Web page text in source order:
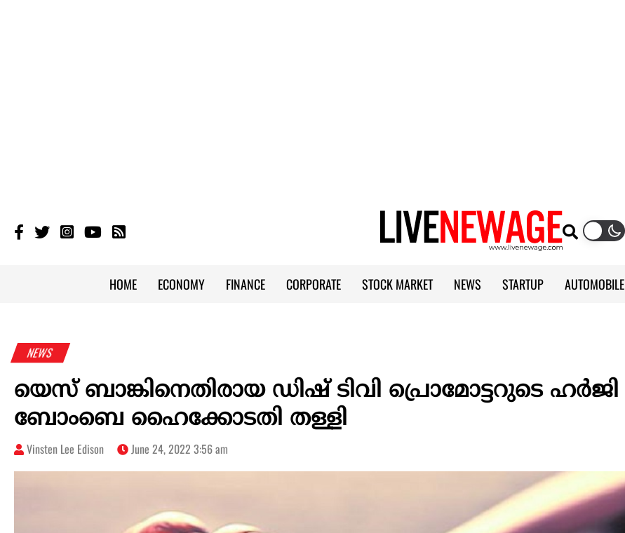
HOME ECONOMY FINANCE CORPORATE STOCK MARKET NEWS STARTUP AUTOMOBILE
NEWS
യെസ് ബാങ്കിനെതിരായ ഡിഷ് ടിവി പ്രൊമോട്ടറുടെ ഹർജി
ബോംബെ ഹൈക്കോടതി തള്ളി
Vinsten Lee Edison June 24, 2022 3:56 am